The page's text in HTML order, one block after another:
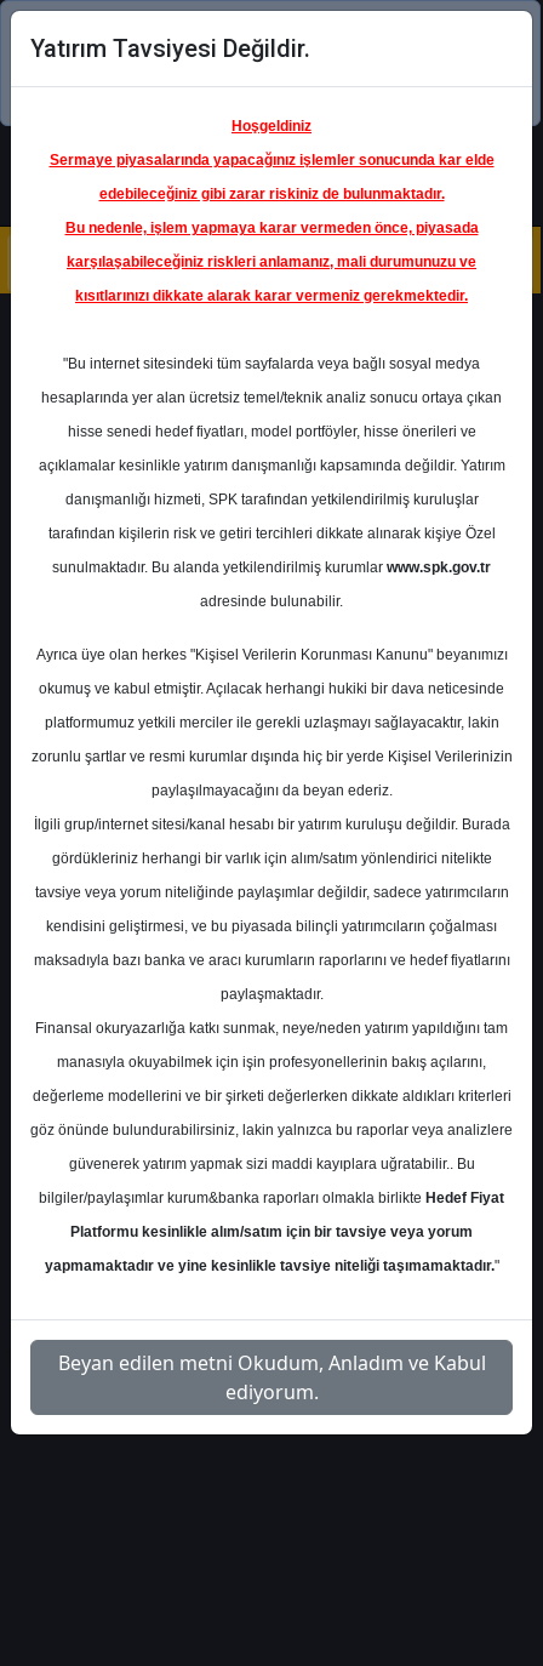
Şimdi uygulamayı indirin!
Ana Sayfa Raporlar
Alnus Yatırım
Rapor Detay
THYAO - Hedef Fiyat
Alnus Yatırım 19 Kasım 2025
Alnus Yatırım, THYAO-THY için hedef fiyatını
460.0 TL'den 514.49 TL'ye yükseltti,
tavsiyesini 'AL' olarak korudu
S.No Dosya Adı İndir
1
alnus-yatirim-thy-hisse-
hedef-fiyat-2026
İlgili
Dosyayı İndir
Yatırım Tavsiyesi Değildir.
Hoşgeldiniz
Sermaye piyasalarında yapacağınız işlemler sonucunda kar elde
edebileceğiniz gibi zarar riskiniz de bulunmaktadır.
Bu nedenle, işlem yapmaya karar vermeden önce, piyasada
karşılaşabileceğiniz riskleri anlamanız, mali durumunuzu ve
kısıtlarınızı dikkate alarak karar vermeniz gerekmektedir.
"Bu internet sitesindeki tüm sayfalarda veya bağlı sosyal medya
hesaplarında yer alan ücretsiz temel/teknik analiz sonucu ortaya çıkan
hisse senedi hedef fiyatları, model portföyler, hisse önerileri ve
açıklamalar kesinlikle yatırım danışmanlığı kapsamında değildir. Yatırım
danışmanlığı hizmeti, SPK tarafından yetkilendirilmiş kuruluşlar
tarafından kişilerin risk ve getiri tercihleri dikkate alınarak kişiye Özel
sunulmaktadır. Bu alanda yetkilendirilmiş kurumlar www.spk.gov.tr
adresinde bulunabilir.
Ayrıca üye olan herkes "Kişisel Verilerin Korunması Kanunu" beyanımızı
okumuş ve kabul etmiştir. Açılacak herhangi hukiki bir dava neticesinde
platformumuz yetkili merciler ile gerekli uzlaşmayı sağlayacaktır, lakin
zorunlu şartlar ve resmi kurumlar dışında hiç bir yerde Kişisel Verilerinizin
paylaşılmayacağını da beyan ederiz.
İlgili grup/internet sitesi/kanal hesabı bir yatırım kuruluşu değildir. Burada
gördükleriniz herhangi bir varlık için alım/satım yönlendirici nitelikte
tavsiye veya yorum niteliğinde paylaşımlar değildir, sadece yatırımcıların
kendisini geliştirmesi, ve bu piyasada bilinçli yatırımcıların çoğalması
maksadıyla bazı banka ve aracı kurumların raporlarını ve hedef fiyatlarını
paylaşmaktadır.
Finansal okuryazarlığa katkı sunmak, neye/neden yatırım yapıldığını tam
manasıyla okuyabilmek için işin profesyonellerinin bakış açılarını,
değerleme modellerini ve bir şirketi değerlerken dikkate aldıkları kriterleri
göz önünde bulundurabilirsiniz, lakin yalnızca bu raporlar veya analizlere
güvenerek yatırım yapmak sizi maddi kayıplara uğratabilir.. Bu
bilgiler/paylaşımlar kurum&banka raporları olmakla birlikte Hedef Fiyat
Platformu kesinlikle alım/satım için bir tavsiye veya yorum
yapmamaktadır ve yine kesinlikle tavsiye niteliği taşımamaktadır."
Beyan edilen metni Okudum, Anladım ve Kabul
ediyorum.